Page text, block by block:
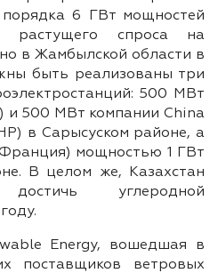
6 ГВт мощностей
растущего спроса на
в Жамбылской области в
быть реализованы три
500 МВт
и 500 МВт компании China
в Сарысуском районе, а
мощностью 1 ГВт
В целом же, Казахстан
углеродной
Energy, вошедшая в
поставщиков ветровых